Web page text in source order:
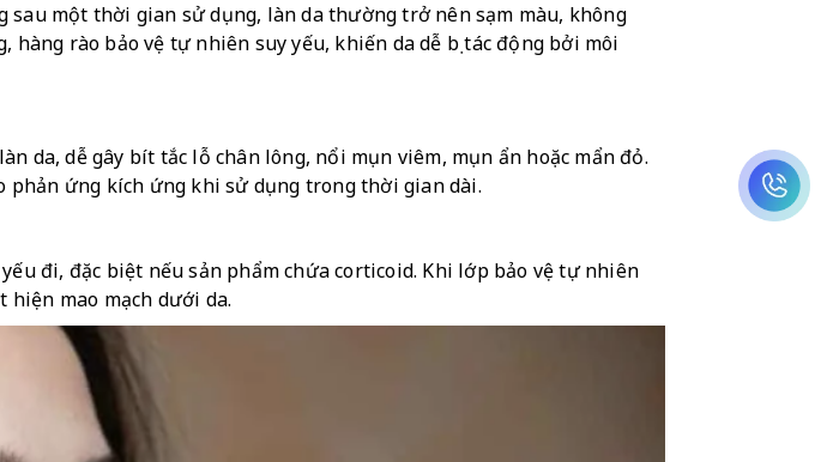
một thời gian sử dụng, làn da thường trở nên sạm màu, không
rào bảo vệ tự nhiên suy yếu, khiến da dễ bị tác động bởi môi
da, dễ gây bít tắc lỗ chân lông, nổi mụn viêm, mụn ẩn hoặc mẩn đỏ.
phản ứng kích ứng khi sử dụng trong thời gian dài.
đi, đặc biệt nếu sản phẩm chứa corticoid. Khi lớp bảo vệ tự nhiên
hiện mao mạch dưới da.